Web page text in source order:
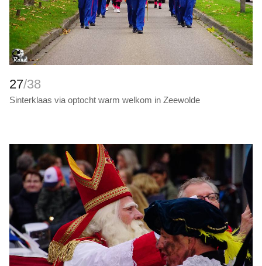
27/38
Sinterklaas via optocht warm welkom in Zeewolde